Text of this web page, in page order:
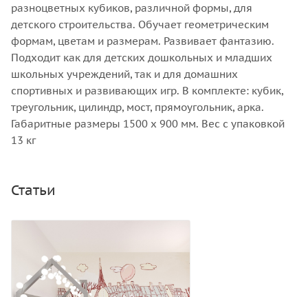
разноцветных кубиков, различной формы, для
детского строительства. Обучает геометрическим
формам, цветам и размерам. Развивает фантазию.
Подходит как для детских дошкольных и младших
школьных учреждений, так и для домашних
спортивных и развивающих игр. В комплекте: кубик,
треугольник, цилиндр, мост, прямоугольник, арка.
Габаритные размеры 1500 x 900 мм. Вес с упаковкой
13 кг
Статьи